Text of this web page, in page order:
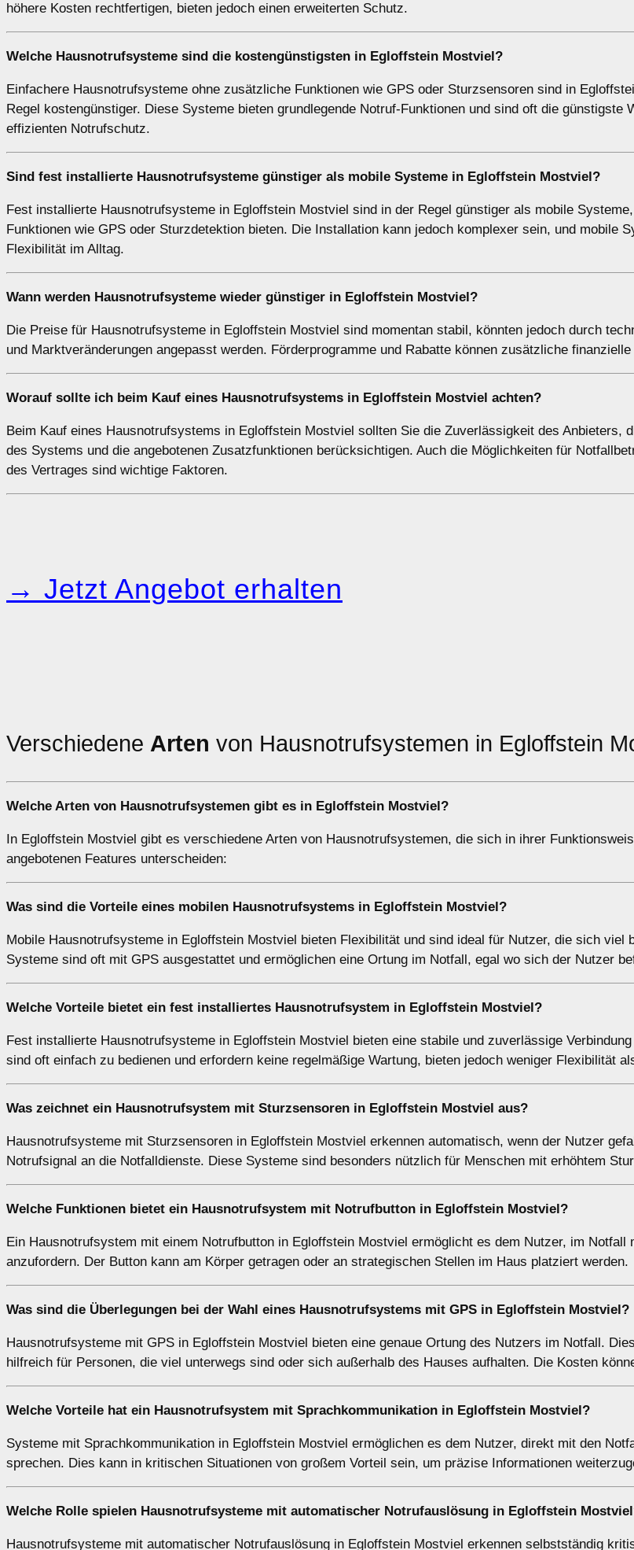
höhere Kosten rechtfertigen, bieten jedoch einen erweiterten Schutz.
Welche Hausnotrufsysteme sind die kostengünstigsten in Egloffstein Mostviel?
Einfachere Hausnotrufsysteme ohne zusätzliche Funktionen wie GPS oder Sturzsensoren sind in
Regel kostengünstiger. Diese Systeme bieten grundlegende Notruf-Funktionen und sind oft die günstigste
effizienten Notrufschutz.
Sind fest installierte Hausnotrufsysteme günstiger als mobile Systeme in Egloffstein Mostviel?
Fest installierte Hausnotrufsysteme in Egloffstein Mostviel sind in der Regel günstiger als mobile
Funktionen wie GPS oder Sturzdetektion bieten. Die Installation kann jedoch komplexer sein, und mobile
Flexibilität im Alltag.
Wann werden Hausnotrufsysteme wieder günstiger in Egloffstein Mostviel?
Die Preise für Hausnotrufsysteme in Egloffstein Mostviel sind momentan stabil, könnten jedoch durch
und Marktveränderungen angepasst werden. Förderprogramme und Rabatte können zusätzliche
Worauf sollte ich beim Kauf eines Hausnotrufsystems in Egloffstein Mostviel achten?
Beim Kauf eines Hausnotrufsystems in Egloffstein Mostviel sollten Sie die Zuverlässigkeit des Anbieters,
des Systems und die angebotenen Zusatzfunktionen berücksichtigen. Auch die Möglichkeiten für
des Vertrages sind wichtige Faktoren.
→ Jetzt Angebot erhalten
Verschiedene Arten von Hausnotrufsystemen in Egloffstein
Welche Arten von Hausnotrufsystemen gibt es in Egloffstein Mostviel?
In Egloffstein Mostviel gibt es verschiedene Arten von Hausnotrufsystemen, die sich in ihrer
angebotenen Features unterscheiden:
Was sind die Vorteile eines mobilen Hausnotrufsystems in Egloffstein Mostviel?
Mobile Hausnotrufsysteme in Egloffstein Mostviel bieten Flexibilität und sind ideal für Nutzer, die sich viel
Systeme sind oft mit GPS ausgestattet und ermöglichen eine Ortung im Notfall, egal wo sich der Nutzer
Welche Vorteile bietet ein fest installiertes Hausnotrufsystem in Egloffstein Mostviel?
Fest installierte Hausnotrufsysteme in Egloffstein Mostviel bieten eine stabile und zuverlässige
sind oft einfach zu bedienen und erfordern keine regelmäßige Wartung, bieten jedoch weniger Flexibilität
Was zeichnet ein Hausnotrufsystem mit Sturzsensoren in Egloffstein Mostviel aus?
Hausnotrufsysteme mit Sturzsensoren in Egloffstein Mostviel erkennen automatisch, wenn der Nutzer
Notrufsignal an die Notfalldienste. Diese Systeme sind besonders nützlich für Menschen mit erhöhtem
Welche Funktionen bietet ein Hausnotrufsystem mit Notrufbutton in Egloffstein Mostviel?
Ein Hausnotrufsystem mit einem Notrufbutton in Egloffstein Mostviel ermöglicht es dem Nutzer, im Notfall
anzufordern. Der Button kann am Körper getragen oder an strategischen Stellen im Haus platziert werden.
Was sind die Überlegungen bei der Wahl eines Hausnotrufsystems mit GPS in Egloffstein Mostviel?
Hausnotrufsysteme mit GPS in Egloffstein Mostviel bieten eine genaue Ortung des Nutzers im Notfall.
hilfreich für Personen, die viel unterwegs sind oder sich außerhalb des Hauses aufhalten. Die Kosten
Welche Vorteile hat ein Hausnotrufsystem mit Sprachkommunikation in Egloffstein Mostviel?
Systeme mit Sprachkommunikation in Egloffstein Mostviel ermöglichen es dem Nutzer, direkt mit den
sprechen. Dies kann in kritischen Situationen von großem Vorteil sein, um präzise Informationen
Welche Rolle spielen Hausnotrufsysteme mit automatischer Notrufauslösung in Egloffstein
Hausnotrufsysteme mit automatischer Notrufauslösung in Egloffstein Mostviel erkennen selbstständig